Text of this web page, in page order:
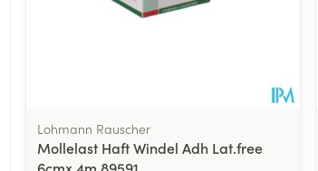
Lohmann Rauscher
Mollelast Haft Windel Adh Lat.free
6cmx 4m 89591